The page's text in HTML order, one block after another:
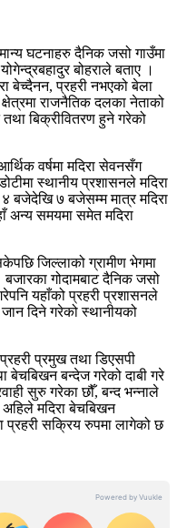
घटनाहरु दैनिक जसो गाउँमा
बोहराले बताए ।
बेच्दैनन, प्रहरी नभएको बेला
राजनैतिक दलका नेताको
बिक्रीवितरण हुने गरेको
वर्षमा मदिरा सेवनसँग
स्थानीय प्रशासनले मदिरा
४ बजेदेखि ७ बजेसम्म मात्र मदिरा
अन्य समयमा समेत मदिरा
जिल्लाको ग्रामीण भेगमा
गोदामबाट दैनिक जसो
यहाँको प्रहरी प्रशासनले
जान दिने गरेको स्थानीयको
प्रहरी प्रमुख तथा डिएसपी
बेचबिखन बन्देज गरेको दाबी गरे
सुरु गरेका छौँ, बन्द भन्नाले
अहिले मदिरा बेचबिखन
प्रहरी सक्रिय रुपमा लागेको छ